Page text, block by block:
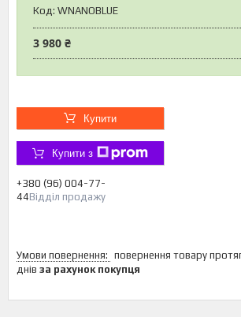
Код: WNANOBLUE
3 980 ₴
Купити
Купити з
+380 (96) 004-77-
44Відділ продажу
повернення товару
днів за рахунок покупця